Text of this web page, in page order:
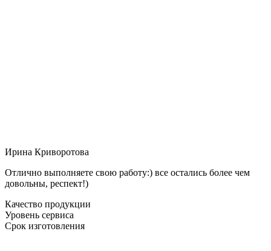
Ирина Криворотова
Отлично выполняете свою работу:) все остались более чем
довольны, респект!)
Качество продукции
Уровень сервиса
Срок изготовления